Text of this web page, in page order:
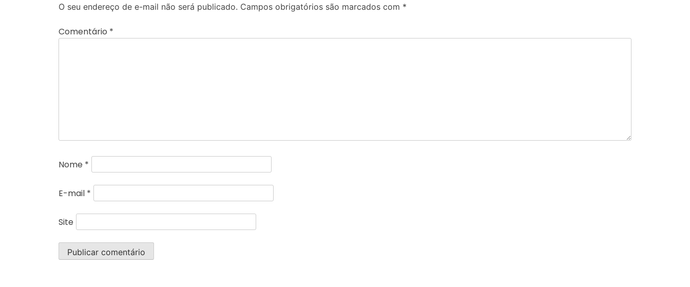
O seu endereço de e-mail não será publicado. Campos obrigatórios são marcados com *
Comentário *
Nome *
E-mail *
Site